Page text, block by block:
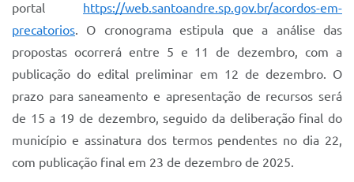
portal https://web.santoandre.sp.gov.br/acordos-em-
precatorios. O cronograma estipula que a análise das
propostas ocorrerá entre 5 e 11 de dezembro, com a
publicação do edital preliminar em 12 de dezembro. O
prazo para saneamento e apresentação de recursos será
de 15 a 19 de dezembro, seguido da deliberação final do
município e assinatura dos termos pendentes no dia 22,
com publicação final em 23 de dezembro de 2025.